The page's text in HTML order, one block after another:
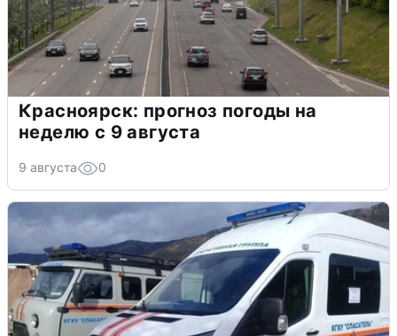
Красноярск: прогноз погоды на
неделю с 9 августа
9 августа 0